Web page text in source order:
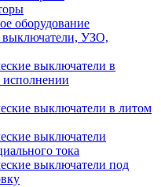
оборудование
выключатели, УЗО,
выключатели в
выключатели в литом
выключатели
тока
выключатели под